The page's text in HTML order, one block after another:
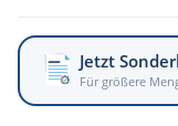
Jetzt
Für größere